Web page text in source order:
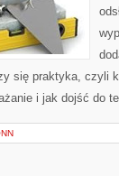
się praktyka, czyli
i jak dojść do